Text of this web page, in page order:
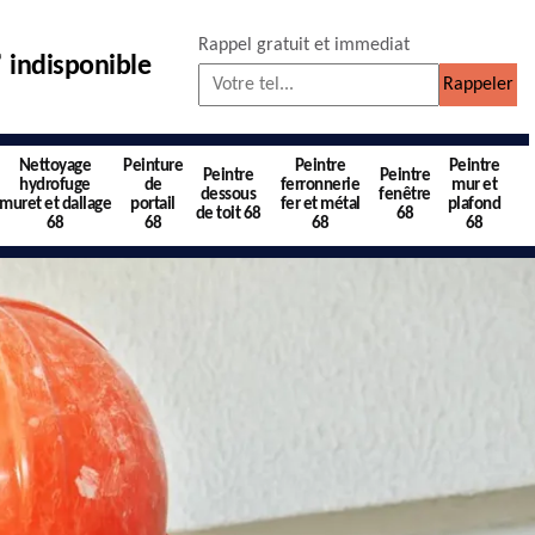
indisponible
Rappel gratuit et immediat
Nettoyage
hydrofuge
muret et dallage
68
Peinture
de
portail
68
Peintre
dessous
de toit 68
Peintre
ferronnerie
fer et métal
68
Peintre
fenêtre
68
Peintre
mur et
plafond
68